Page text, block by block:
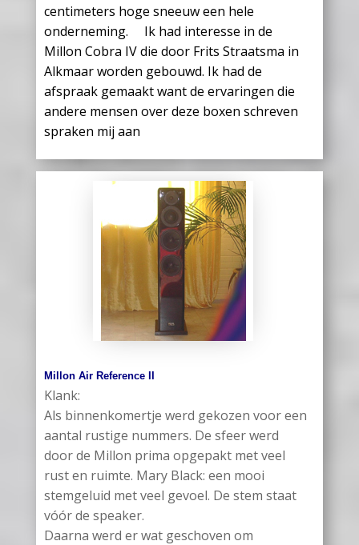
centimeters hoge sneeuw een hele
onderneming. Ik had interesse in de
Millon Cobra IV die door Frits Straatsma in
Alkmaar worden gebouwd. Ik had de
afspraak gemaakt want de ervaringen die
andere mensen over deze boxen schreven
spraken mij aan
Millon Air Reference II
Klank:
Als binnenkomertje werd gekozen voor een
aantal rustige nummers. De sfeer werd
door de Millon prima opgepakt met veel
rust en ruimte. Mary Black: een mooi
stemgeluid met veel gevoel. De stem staat
vóór de speaker.
Daarna werd er wat geschoven om